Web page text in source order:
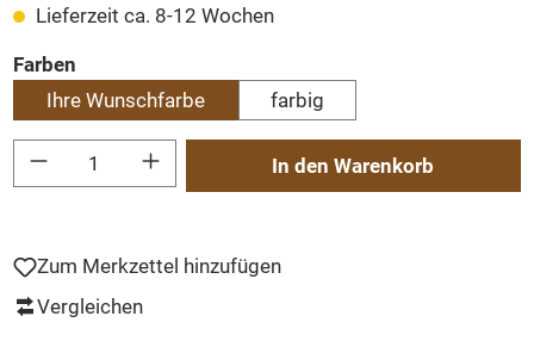
Lieferzeit ca. 8-12 Wochen
Farben
Ihre Wunschfarbe
farbig
Produkt Anzahl: Gib den gewünschten Wert ein oder benutze die Schaltflächen
In den Warenkorb
Zum Merkzettel hinzufügen
Vergleichen